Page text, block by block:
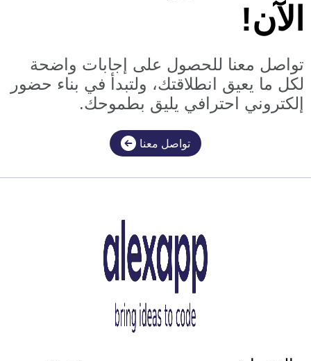
الآن!
تواصل معنا للحصول على إجابات واضحة
لكل ما يعيق انطلاقتك، ولتبدأ في بناء حضور
إلكتروني احترافي يليق بطموحك.
تواصل معنا